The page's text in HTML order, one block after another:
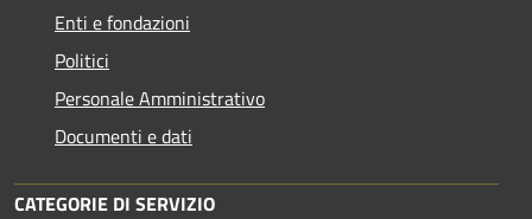
Enti e fondazioni
Politici
Personale Amministrativo
Documenti e dati
CATEGORIE DI SERVIZIO